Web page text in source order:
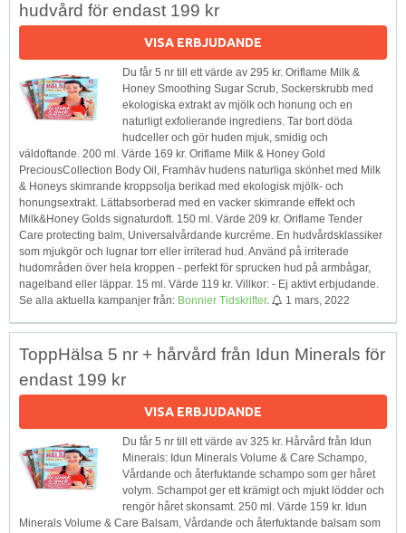
hudvård för endast 199 kr
VISA ERBJUDANDE
Du får 5 nr till ett värde av 295 kr. Oriflame Milk &
Honey Smoothing Sugar Scrub, Sockerskrubb med
ekologiska extrakt av mjölk och honung och en
naturligt exfolierande ingrediens. Tar bort döda
hudceller och gör huden mjuk, smidig och
väldoftande. 200 ml. Värde 169 kr. Oriflame Milk & Honey Gold
PreciousCollection Body Oil, Framhäv hudens naturliga skönhet med Milk
& Honeys skimrande kroppsolja berikad med ekologisk mjölk- och
honungsextrakt. Lättabsorberad med en vacker skimrande effekt och
Milk&Honey Golds signaturdoft. 150 ml. Värde 209 kr. Oriflame Tender
Care protecting balm, Universalvårdande kurcréme. En hudvårdsklassiker
som mjukgör och lugnar torr eller irriterad hud. Använd på irriterade
hudområden över hela kroppen - perfekt för sprucken hud på armbågar,
nagelband eller läppar. 15 ml. Värde 119 kr. Villkor: - Ej aktivt erbjudande.
Se alla aktuella kampanjer från: Bonnier Tidskrifter. 1 mars, 2022
ToppHälsa 5 nr + hårvård från Idun Minerals för
endast 199 kr
VISA ERBJUDANDE
Du får 5 nr till ett värde av 325 kr. Hårvård från Idun
Minerals: Idun Minerals Volume & Care Schampo,
Vårdande och återfuktande schampo som ger håret
volym. Schampot ger ett krämigt och mjukt lödder och
rengör håret skonsamt. 250 ml. Värde 159 kr. Idun
Minerals Volume & Care Balsam, Vårdande och återfuktande balsam som